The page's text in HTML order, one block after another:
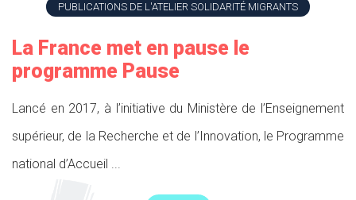
PUBLICATIONS DE L'ATELIER SOLIDARITÉ MIGRANTS
La France met en pause le
programme Pause
Lancé en 2017, à l’initiative du Ministère de l’Enseignement
supérieur, de la Recherche et de l’Innovation, le Programme
national d’Accueil ...